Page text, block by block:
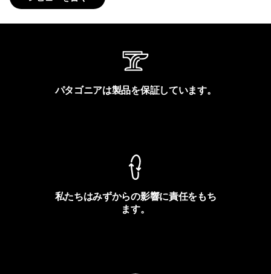
パタゴニアは製品を保証しています。
私たちはみずからの影響に責任をもち
ます。